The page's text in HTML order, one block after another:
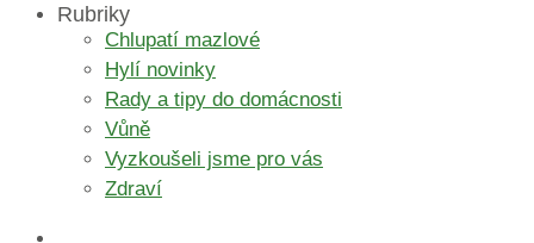
Rubriky
Chlupatí mazlové
Hylí novinky
Rady a tipy do domácnosti
Vůně
Vyzkoušeli jsme pro vás
Zdraví